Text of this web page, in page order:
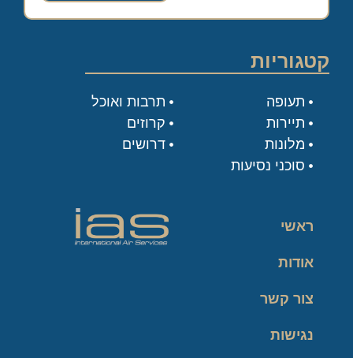
קטגוריות
תעופה
תיירות
מלונות
סוכני נסיעות
תרבות ואוכל
קרוזים
דרושים
ראשי
אודות
צור קשר
נגישות